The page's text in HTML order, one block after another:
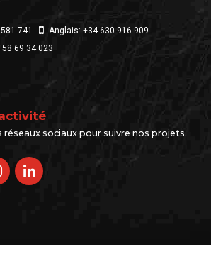
741
Anglais: +34 630 916 909
69 34 023
réseaux sociaux pour suivre nos projets.